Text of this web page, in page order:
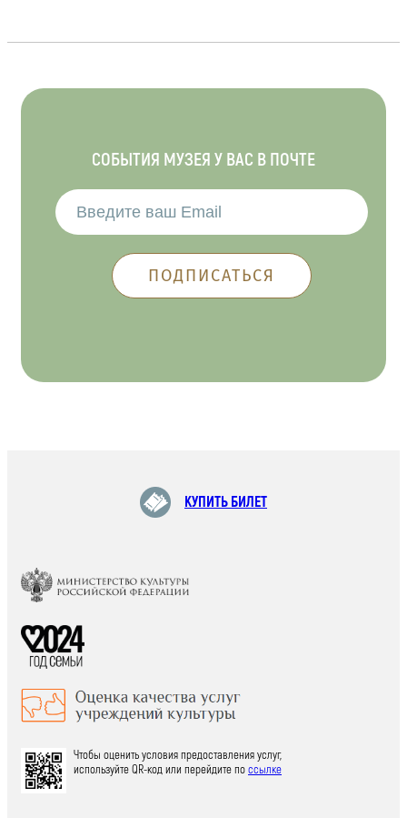
СОБЫТИЯ МУЗЕЯ У ВАС В ПОЧТЕ
КУПИТЬ БИЛЕТ
Чтобы оценить условия предоставления услуг,
используйте QR-код или перейдите поссылке